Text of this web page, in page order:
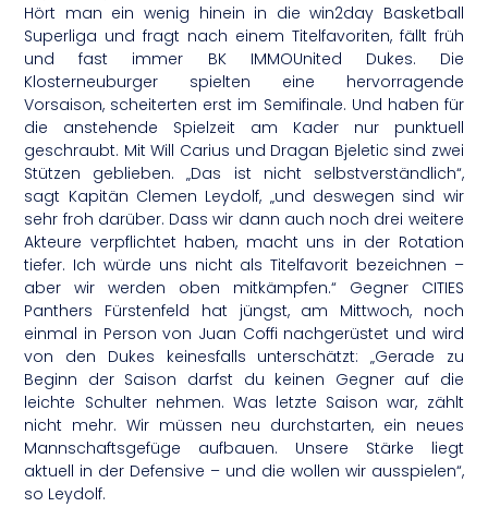
Hört man ein wenig hinein in die win2day Basketball
Superliga und fragt nach einem Titelfavoriten, fällt früh
und fast immer BK IMMOUnited Dukes. Die
Klosterneuburger spielten eine hervorragende
Vorsaison, scheiterten erst im Semifinale. Und haben für
die anstehende Spielzeit am Kader nur punktuell
geschraubt. Mit Will Carius und Dragan Bjeletic sind zwei
Stützen geblieben. „Das ist nicht selbstverständlich“,
sagt Kapitän Clemen Leydolf, „und deswegen sind wir
sehr froh darüber. Dass wir dann auch noch drei weitere
Akteure verpflichtet haben, macht uns in der Rotation
tiefer. Ich würde uns nicht als Titelfavorit bezeichnen –
aber wir werden oben mitkämpfen.“ Gegner CITIES
Panthers Fürstenfeld hat jüngst, am Mittwoch, noch
einmal in Person von Juan Coffi nachgerüstet und wird
von den Dukes keinesfalls unterschätzt: „Gerade zu
Beginn der Saison darfst du keinen Gegner auf die
leichte Schulter nehmen. Was letzte Saison war, zählt
nicht mehr. Wir müssen neu durchstarten, ein neues
Mannschaftsgefüge aufbauen. Unsere Stärke liegt
aktuell in der Defensive – und die wollen wir ausspielen“,
so Leydolf.